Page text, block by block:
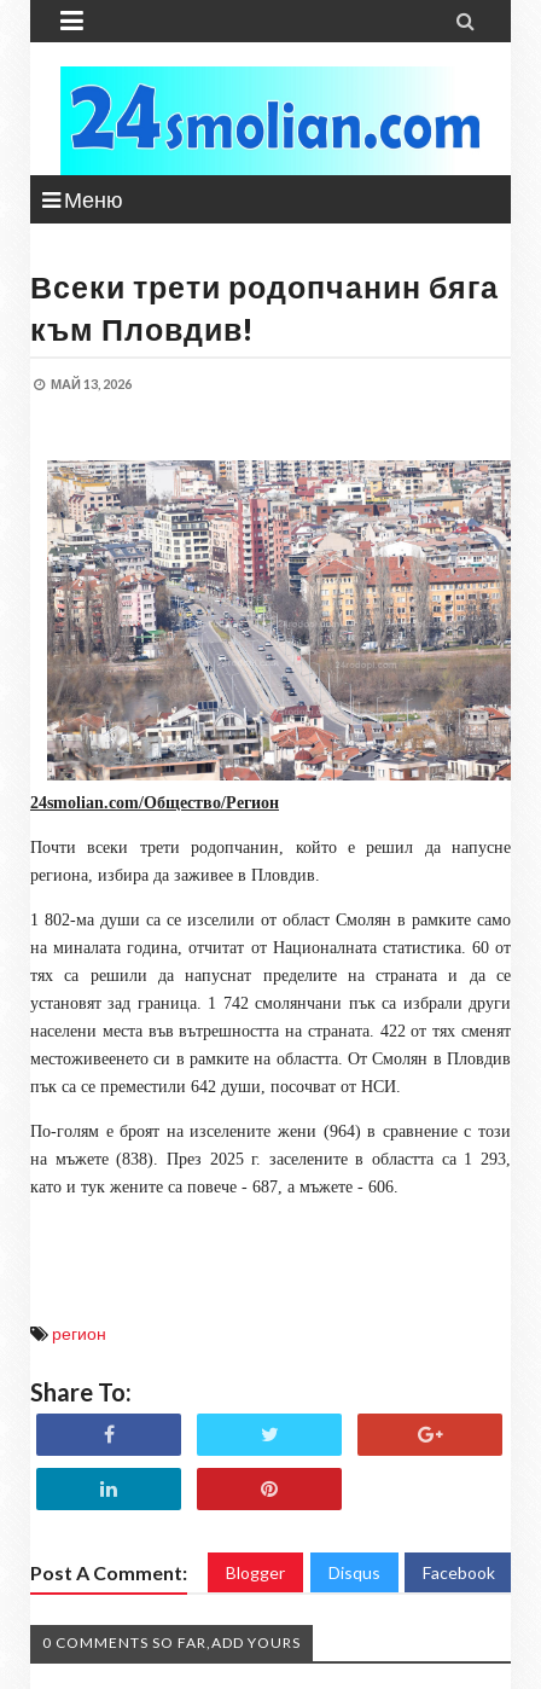
 
Меню
Всеки трети родопчанин бяга
към Пловдив!
МАЙ 13, 2026
24smolian.com/Общество/Регион
Почти всеки трети родопчанин, който е решил да напусне
региона, избира да заживее в Пловдив.
1 802-ма души са се изселили от област Смолян в рамките само
на миналата година, отчитат от Националната статистика. 60 от
тях са решили да напуснат пределите на страната и да се
установят зад граница. 1 742 смолянчани пък са избрали други
населени места във вътрешността на страната. 422 от тях сменят
местоживеенето си в рамките на областта. От Смолян в Пловдив
пък са се преместили 642 души, посочват от НСИ.
По-голям е броят на изселените жени (964) в сравнение с този
на мъжете (838). През 2025 г. заселените в областта са 1 293,
като и тук жените са повече - 687, а мъжете - 606.
регион
Share To:
Post A Comment: Blogger Disqus Facebook
0 COMMENTS SO FAR,ADD YOURS